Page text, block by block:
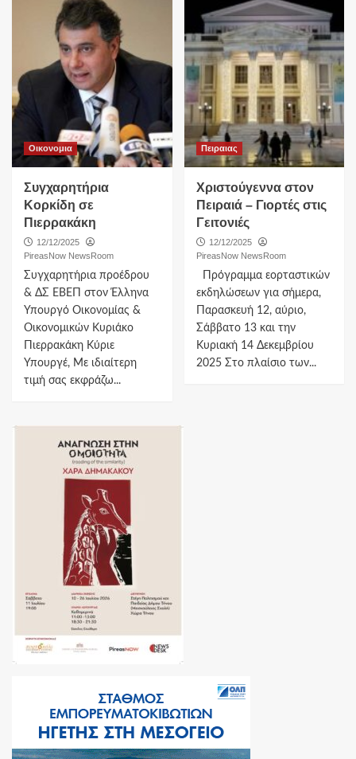
Οικονομια
Συγχαρητήρια
Κορκίδη σε
Πιερρακάκη
12/12/2025
PireasNow NewsRoom
Συγχαρητήρια προέδρου
& ΔΣ ΕΒΕΠ στον Έλληνα
Υπουργό Οικονομίας &
Οικονομικών Κυριάκο
Πιερρακάκη Κύριε
Υπουργέ, Με ιδιαίτερη
τιμή σας εκφράζω...
Πειραιας
Χριστούγεννα στον
Πειραιά – Γιορτές στις
Γειτονιές
12/12/2025
PireasNow NewsRoom
Πρόγραμμα εορταστικών
εκδηλώσεων για σήμερα,
Παρασκευή 12, αύριο,
Σάββατο 13 και την
Κυριακή 14 Δεκεμβρίου
2025 Στο πλαίσιο των...